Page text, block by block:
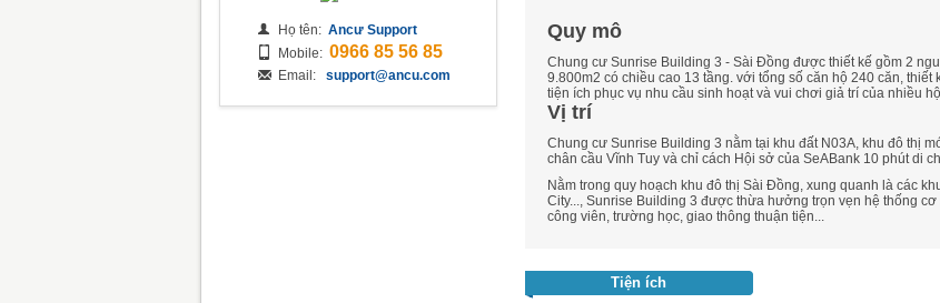
Họ tên: Ancư Support
Mobile: 0966 85 56 85
Email: support@ancu.com
Quy mô
Chung cư Sunrise Building 3 - Sài Đồng được thiết kế gồm 2
9.800m2 có chiều cao 13 tầng. với tổng số căn hộ 240 căn,
tiện ích phục vụ nhu cầu sinh hoạt và vui chơi giả trí của nhiều
Vị trí
Chung cư Sunrise Building 3 nằm tại khu đất N03A, khu đô thị
chân cầu Vĩnh Tuy và chỉ cách Hội sở của SeABank 10 phút di
Nằm trong quy hoạch khu đô thị Sài Đồng, xung quanh là các
City..., Sunrise Building 3 được thừa hưởng trọn vẹn hệ thống
công viên, trường học, giao thông thuận tiện...
Tiện ích